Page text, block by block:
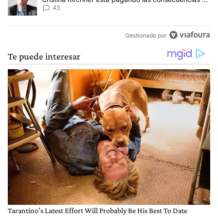
cometer "un delito comprobado"
43
Gestionado por